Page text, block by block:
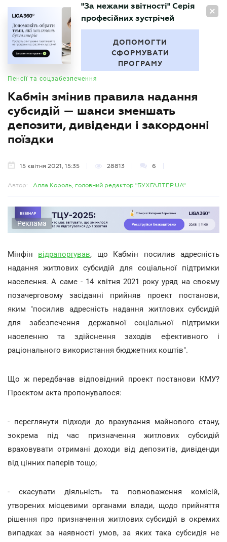
UA
БУХГАЛТЕР
"За межами звітності" Серія
професійних зустрічей
ДОПОМОГТИ
СФОРМУВАТИ
ПРОГРАМУ
Пенсії та соцзабезпечення
Кабмін змінив правила надання
субсидій — шанси зменшать
депозити, дивіденди і закордонні
поїздки
15 квітня 2021, 15:35 28813 6
Автор: Алла Король, головний редактор "БУХГАЛТЕР.UA"
Реклама
Мінфін відрапортував, що Кабмін посилив адресність
надання житлових субсидій для соціальної підтримки
населення. А саме - 14 квітня 2021 року уряд на своєму
позачерговому засіданні прийняв проект постанови,
яким "посилив адресність надання житлових субсидій
для забезпечення державної соціальної підтримки
населенню та здійснення заходів ефективного і
раціонального використання бюджетних коштів".
Що ж передбачав відповідний проект постанови КМУ?
Проектом акта пропонувалося:
- переглянути підходи до врахування майнового стану,
зокрема під час призначення житлових субсидій
враховувати отримані доходи від депозитів, дивіденди
від цінних паперів тощо;
- скасувати діяльність та повноваження комісій,
утворених місцевими органами влади, щодо прийняття
рішення про призначення житлових субсидій в окремих
випадках за наявності умов, за яких така субсидія не